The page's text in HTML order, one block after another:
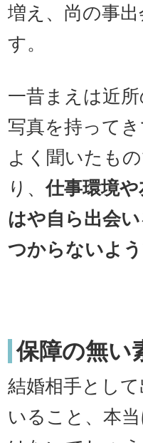
増え、尚の事
す。
一昔まえは近
写真を持って
よく聞いたも
り、仕事環境
はや自ら出会
つからないよう
保障の無い
結婚相手とし
いること、本